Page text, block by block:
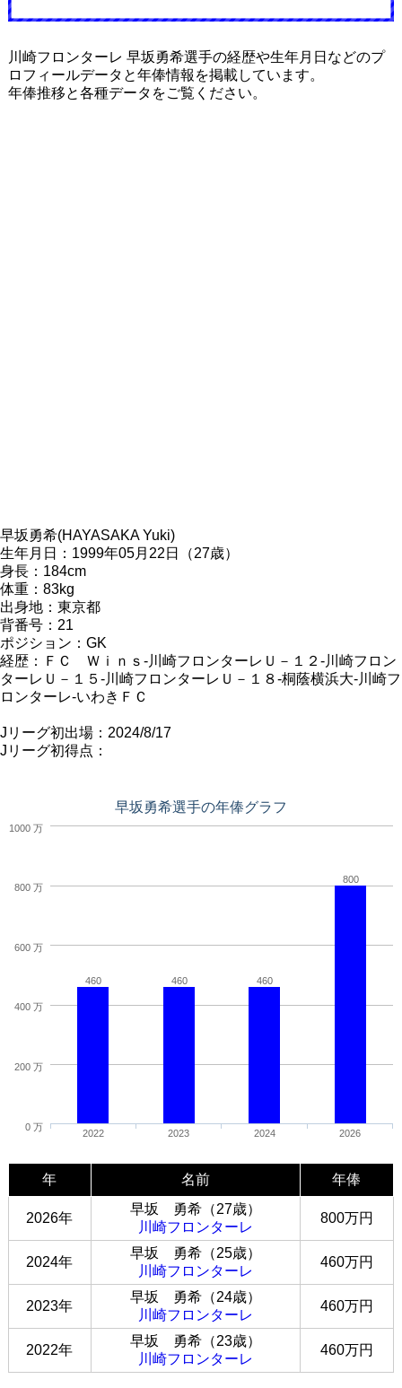
川崎フロンターレ 早坂勇希選手の経歴や生年月日などのプ
ロフィールデータと年俸情報を掲載しています。
年俸推移と各種データをご覧ください。
早坂勇希(HAYASAKA Yuki)
生年月日：1999年05月22日（27歳）
身長：184cm
体重：83kg
出身地：東京都
背番号：21
ポジション：GK
経歴：ＦＣ Ｗｉｎｓ-川崎フロンターレＵ－１２-川崎フロン
ターレＵ－１５-川崎フロンターレＵ－１８-桐蔭横浜大-川崎フ
ロンターレ-いわきＦＣ
Jリーグ初出場：2024/8/17
Jリーグ初得点：
早坂勇希選手の年俸グラフ
460 460 460
800
2022 2023 2024 2026
0 万
200 万
400 万
600 万
800 万
1000 万
年 名前 年俸
2026年
早坂 勇希（27歳）
川崎フロンターレ
800万円
2024年
早坂 勇希（25歳）
川崎フロンターレ
460万円
2023年
早坂 勇希（24歳）
川崎フロンターレ
460万円
2022年
早坂 勇希（23歳）
川崎フロンターレ
460万円